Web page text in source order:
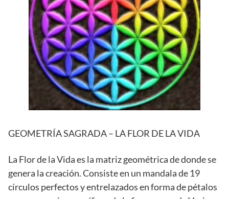
GEOMETRÍA SAGRADA – LA FLOR DE LA VIDA
La Flor de la Vida es la matriz geométrica de donde se
genera la creación. Consiste en un mandala de 19
círculos perfectos y entrelazados en forma de pétalos